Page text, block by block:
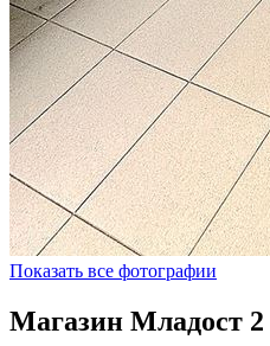
Показать все фотографии
Магазин Младост 2